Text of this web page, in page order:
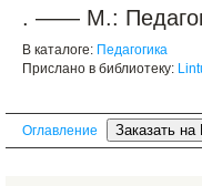
. —— М.:
В каталоге: Педагогика
Прислано в библиотеку:
Оглавление